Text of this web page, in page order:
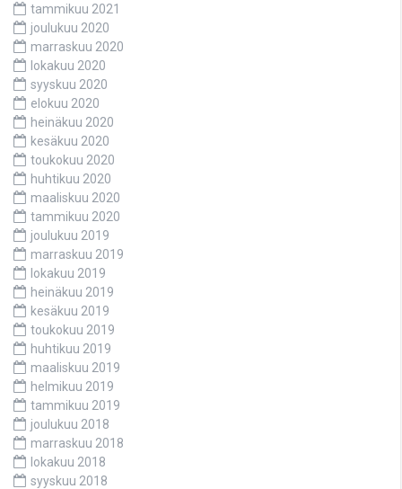
tammikuu 2021
joulukuu 2020
marraskuu 2020
lokakuu 2020
syyskuu 2020
elokuu 2020
heinäkuu 2020
kesäkuu 2020
toukokuu 2020
huhtikuu 2020
maaliskuu 2020
tammikuu 2020
joulukuu 2019
marraskuu 2019
lokakuu 2019
heinäkuu 2019
kesäkuu 2019
toukokuu 2019
huhtikuu 2019
maaliskuu 2019
helmikuu 2019
tammikuu 2019
joulukuu 2018
marraskuu 2018
lokakuu 2018
syyskuu 2018